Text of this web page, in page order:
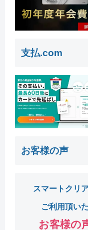
支払.com
お客様の声
スマートクリ
ご利用頂いた
お客様の